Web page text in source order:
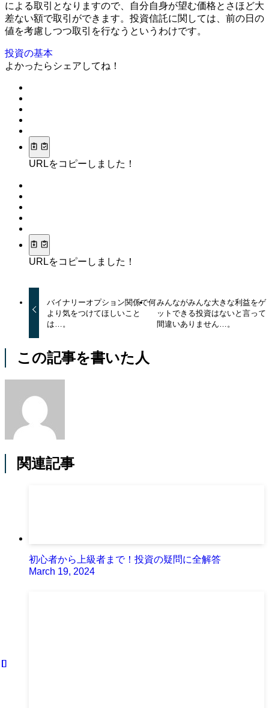
による取引となりますので、自分自身が望む価格とさほど大
差ない額で取引ができます。投資信託に関しては、前の日の
値を考慮しつつ取引を行なうというわけです。
投資の基本
よかったらシェアしてね！
URLをコピーしました！
URLをコピーしました！
バイナリーオプション関係で何
より気をつけてほしいこと
は…。
みんながみんな大きな利益をゲ
ットできる投資はないと言って
間違いありません…。
この記事を書いた人
関連記事
初心者から上級者まで！投資の疑問に全解答
March 19, 2024